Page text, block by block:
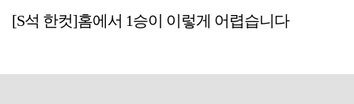
[S석 한컷]홈에서 1승이 이렇게 어렵습니다